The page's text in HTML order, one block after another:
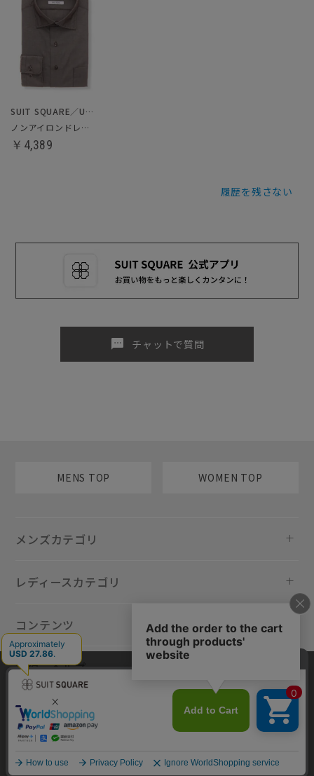
SUIT SQUARE／UNIVERSAL LANGUAGE
ノンアイロンドレスシャツ
￥4,389
履歴を残さない
sms チャットで質問
MENS TOP WOMEN TOP
メンズカテゴリ
レディースカテゴリ
コンテンツ
規約・ヘルプ
Copyright © AOYAMA TRADING Co.,Ltd. All Rights Reserved
当サイトでは利用体験の向上およびコンテンツの最適な提供、トラフィ
ックの分析を目的としてCookieを使用しています。サイトの閲覧を継続
された場合、Cookieの利用に同意したものといたします。詳細について
はプライバシーポリシー をご確認ください。
同意して閉じる